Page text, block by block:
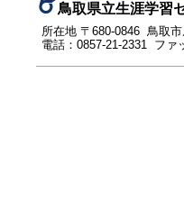
鳥取県立生涯学習
所在地 〒680-0846 鳥取
電話：0857-21-2331 ファ